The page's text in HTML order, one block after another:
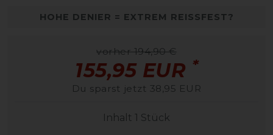
HOHE DENIER = EXTREM REISSFEST?
vorher 194,90 €
155,95 EUR *
Du sparst jetzt 38,95 EUR
Inhalt 1 Stück